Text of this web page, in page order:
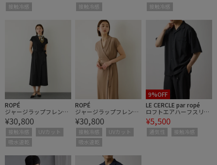
接触冷感 接触冷感 接触冷感
ROPÉ
ジャージラップフレンチ
スリーブワンピース/UV
カット・接触冷感・吸水
速乾・イージーケア
¥30,800
接触冷感
UVカット
吸水速乾
ROPÉ
ジャージラップフレンチ
スリーブワンピース/UV
カット・接触冷感・吸水
速乾・イージーケア
¥30,800
接触冷感
UVカット
吸水速乾
9%OFF
LE CERCLE par ropé
ロフトエアハーフスリー
ブシャツ/セットアップ
対応/接触冷感/UVケア
¥5,500
通気性 接触冷感